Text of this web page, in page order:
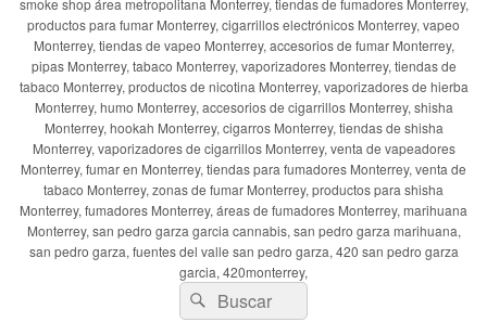
smoke shop área metropolitana Monterrey, tiendas de fumadores Monterrey,
productos para fumar Monterrey, cigarrillos electrónicos Monterrey, vapeo
Monterrey, tiendas de vapeo Monterrey, accesorios de fumar Monterrey,
pipas Monterrey, tabaco Monterrey, vaporizadores Monterrey, tiendas de
tabaco Monterrey, productos de nicotina Monterrey, vaporizadores de hierba
Monterrey, humo Monterrey, accesorios de cigarrillos Monterrey, shisha
Monterrey, hookah Monterrey, cigarros Monterrey, tiendas de shisha
Monterrey, vaporizadores de cigarrillos Monterrey, venta de vapeadores
Monterrey, fumar en Monterrey, tiendas para fumadores Monterrey, venta de
tabaco Monterrey, zonas de fumar Monterrey, productos para shisha
Monterrey, fumadores Monterrey, áreas de fumadores Monterrey, marihuana
Monterrey, san pedro garza garcia cannabis, san pedro garza marihuana,
san pedro garza, fuentes del valle san pedro garza, 420 san pedro garza
garcia, 420monterrey,
Buscar
por:
Buscar